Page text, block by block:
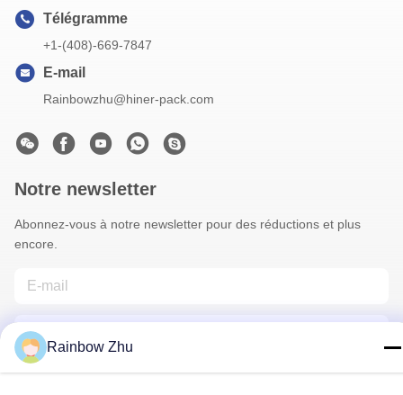
Télégramme
+1-(408)-669-7847
E-mail
Rainbowzhu@hiner-pack.com
Notre newsletter
Abonnez-vous à notre newsletter pour des réductions et plus
encore.
Rainbow Zhu